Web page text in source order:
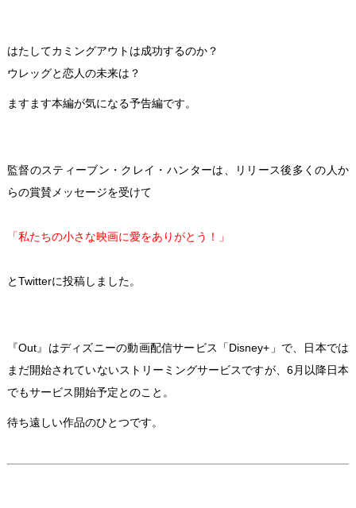
はたしてカミングアウトは成功するのか？
ウレッグと恋人の未来は？
ますます本編が気になる予告編です。
監督のスティーブン・クレイ・ハンターは、リリース後多くの人か
らの賞賛メッセージを受けて
「私たちの小さな映画に愛をありがとう！」
とTwitterに投稿しました。
『Out』はディズニーの動画配信サービス「Disney+」で、日本では
まだ開始されていないストリーミングサービスですが、6月以降日本
でもサービス開始予定とのこと。
待ち遠しい作品のひとつです。